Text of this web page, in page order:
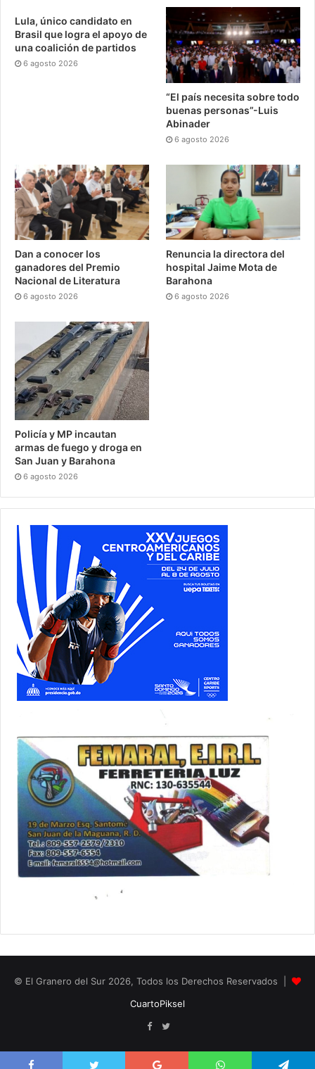
Lula, único candidato en
Brasil que logra el apoyo de
una coalición de partidos
6 agosto 2026
“El país necesita sobre todo
buenas personas”-Luis
Abinader
6 agosto 2026
Dan a conocer los
ganadores del Premio
Nacional de Literatura
6 agosto 2026
Renuncia la directora del
hospital Jaime Mota de
Barahona
6 agosto 2026
Policía y MP incautan
armas de fuego y droga en
San Juan y Barahona
6 agosto 2026
© El Granero del Sur 2026, Todos los Derechos Reservados |
CuartoPiksel